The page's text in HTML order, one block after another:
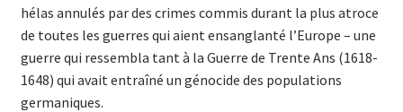
hélas annulés par des crimes commis durant la plus atroce
de toutes les guerres qui aient ensanglanté l’Europe – une
guerre qui ressembla tant à la Guerre de Trente Ans (1618-
1648) qui avait entraîné un génocide des populations
germaniques.